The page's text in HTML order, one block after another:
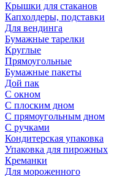
Крышки для стаканов
Капхолдеры, подставки
Для вендинга
Бумажные тарелки
Круглые
Прямоугольные
Бумажные пакеты
Дой пак
С окном
С плоским дном
С прямоугольным дном
С ручками
Кондитерская упаковка
Упаковка для пирожных
Креманки
Для мороженного